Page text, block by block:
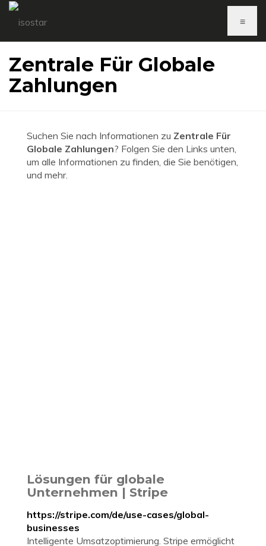
≡
Zentrale Für Globale
Zahlungen
Suchen Sie nach Informationen zu Zentrale Für
Globale Zahlungen? Folgen Sie den Links unten,
um alle Informationen zu finden, die Sie benötigen,
und mehr.
Lösungen für globale
Unternehmen | Stripe
https://stripe.com/de/use-cases/global-
businesses
Intelligente Umsatzoptimierung. Stripe ermöglicht